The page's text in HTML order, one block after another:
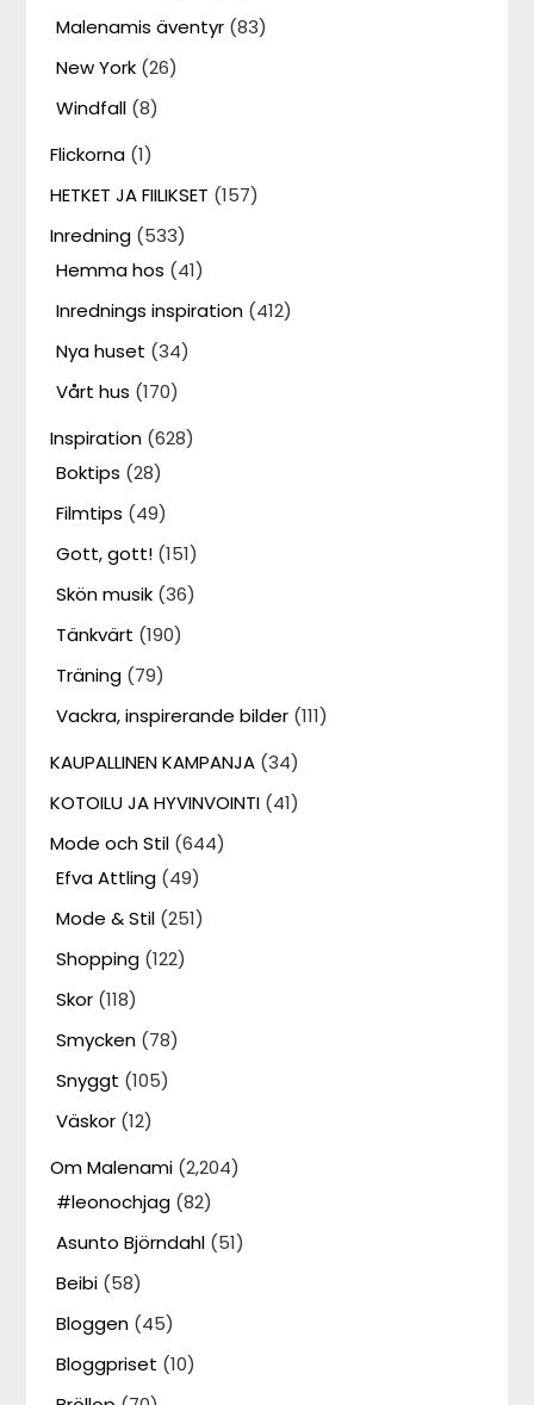
Malenamis äventyr (83)
New York (26)
Windfall (8)
Flickorna (1)
HETKET JA FIILIKSET (157)
Inredning (533)
Hemma hos (41)
Inrednings inspiration (412)
Nya huset (34)
Vårt hus (170)
Inspiration (628)
Boktips (28)
Filmtips (49)
Gott, gott! (151)
Skön musik (36)
Tänkvärt (190)
Träning (79)
Vackra, inspirerande bilder (111)
KAUPALLINEN KAMPANJA (34)
KOTOILU JA HYVINVOINTI (41)
Mode och Stil (644)
Efva Attling (49)
Mode & Stil (251)
Shopping (122)
Skor (118)
Smycken (78)
Snyggt (105)
Väskor (12)
Om Malenami (2,204)
#leonochjag (82)
Asunto Björndahl (51)
Beibi (58)
Bloggen (45)
Bloggpriset (10)